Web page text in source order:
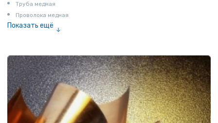
Труба медная
Проволока медная
Показать ещё